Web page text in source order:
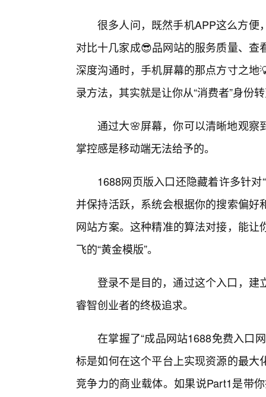
很多人问，既然手机APP这么方便
对比十几家成😎品网站的服务质量、
深度沟通时，手机屏幕的那点方寸之
录方法，其实就是让你从“消费者”身份
通过大🌸屏幕，你可以清晰地观察
掌控感是移动端无法给予的。
1688网页版入口还隐藏着许多针
并保持活跃，系统会根据你的搜索偏
网站方案。这种精准的算法对接，能
飞的“黄金模版”。
登录不是目的，通过这个入口，建
睿智创业者的终极追求。
在掌握了“成品网站1688免费入口
标是如何在这个平台上实现资源的最
竞争力的商业载体。如果说Part1是带